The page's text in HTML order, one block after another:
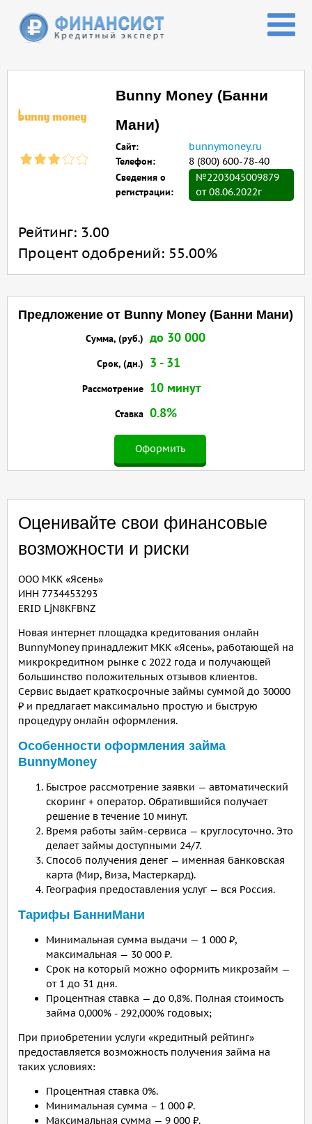
Bunny Money (Банни
Мани)
Сайт:
bunnymoney.ru
Телефон:
8 (800) 600-78-40
Сведения о
регистрации:
№2203045009879
от 08.06.2022г
Рейтинг: 3.00
Процент одобрений: 55.00%
Предложение от Bunny Money (Банни Мани)
Оформить
Сумма, (руб.) до 30 000
Срок, (дн.) 3 - 31
Рассмотрение 10 минут
Ставка 0.8%
Оценивайте свои финансовые
возможности и риски
ООО МКК «Ясень»
ИНН 7734453293
ERID LjN8KFBNZ
Новая интернет площадка кредитования онлайн
BunnyMoney принадлежит МКК «Ясень», работающей на
микрокредитном рынке с 2022 года и получающей
большинство положительных отзывов клиентов.
Сервис выдает краткосрочные займы суммой до 30000
₽ и предлагает максимально простую и быструю
процедуру онлайн оформления.
Особенности оформления займа
BunnyMoney
Быстрое рассмотрение заявки — автоматический
скоринг + оператор. Обратившийся получает
решение в течение 10 минут.
Время работы займ-сервиса — круглосуточно. Это
делает займы доступными 24/7.
Способ получения денег — именная банковская
карта (Мир, Виза, Мастеркард).
География предоставления услуг — вся Россия.
Тарифы БанниМани
Минимальная сумма выдачи — 1 000 ₽,
максимальная — 30 000 ₽.
Срок на который можно оформить микрозайм —
от 1 до 31 дня.
Процентная ставка — до 0,8%. Полная стоимость
займа 0,000% - 292,000% годовых;
При приобретении услуги «кредитный рейтинг»
предоставляется возможность получения займа на
таких условиях:
Процентная ставка 0%.
Минимальная сумма – 1 000 ₽.
Максимальная сумма — 9 000 ₽.